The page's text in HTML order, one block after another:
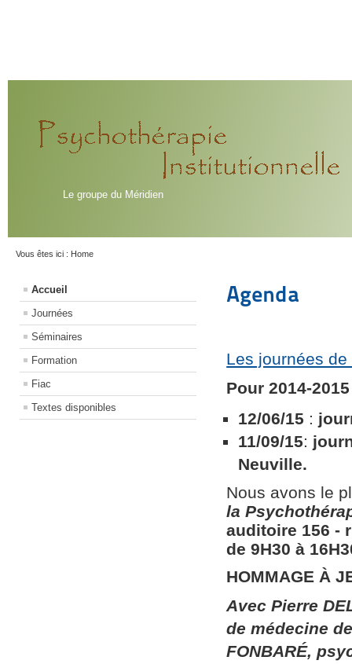
Le groupe du Méridien
Vous êtes ici : Home
Accueil
Journées
Séminaires
Formation
Fiac
Textes disponibles
Agenda
Les journées
Pour 2014-
12/06/15 :
11/09/15:
Neuville.
Nous avons le
la
auditoire 156​ ​-
de 9H30 à
HOMMAGE À
Avec Pierre
de médecine
FONBARÉ,